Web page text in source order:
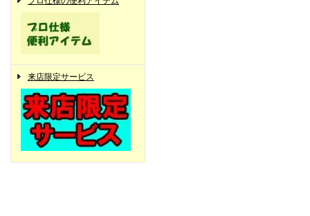
来店限定サービス